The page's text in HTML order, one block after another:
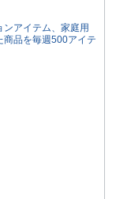
アイテム、家庭用
商品を毎週500アイテ